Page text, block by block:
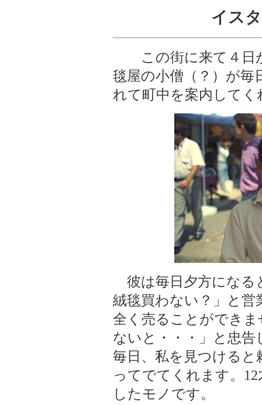
イス
この街に来て４日
毯屋の小僧（？）が毎
れて町中を案内してく
彼は毎日夕方になる
絨毯買わない？」と
全く売ることができ
ないと・・・」と忠
毎日、私を見つける
ってでてくれます。
したモノです。